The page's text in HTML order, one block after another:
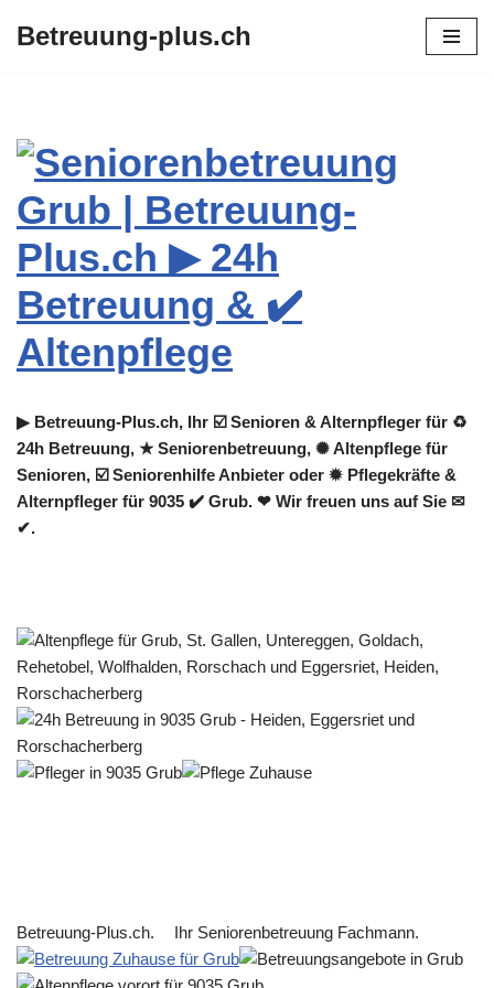
Betreuung-plus.ch
▶︎ Betreuung-Plus.ch, Ihr ☑️ Senioren & Alternpfleger für ♻
24h Betreuung, ★ Seniorenbetreuung, ✺ Altenpflege für
Senioren, ☑️ Seniorenhilfe Anbieter oder ✹ Pflegekräfte &
Alternpfleger für 9035 ✔️ Grub. ❤ Wir freuen uns auf Sie ✉
✔.
Betreuung-Plus.ch. Ihr Seniorenbetreuung Fachmann.